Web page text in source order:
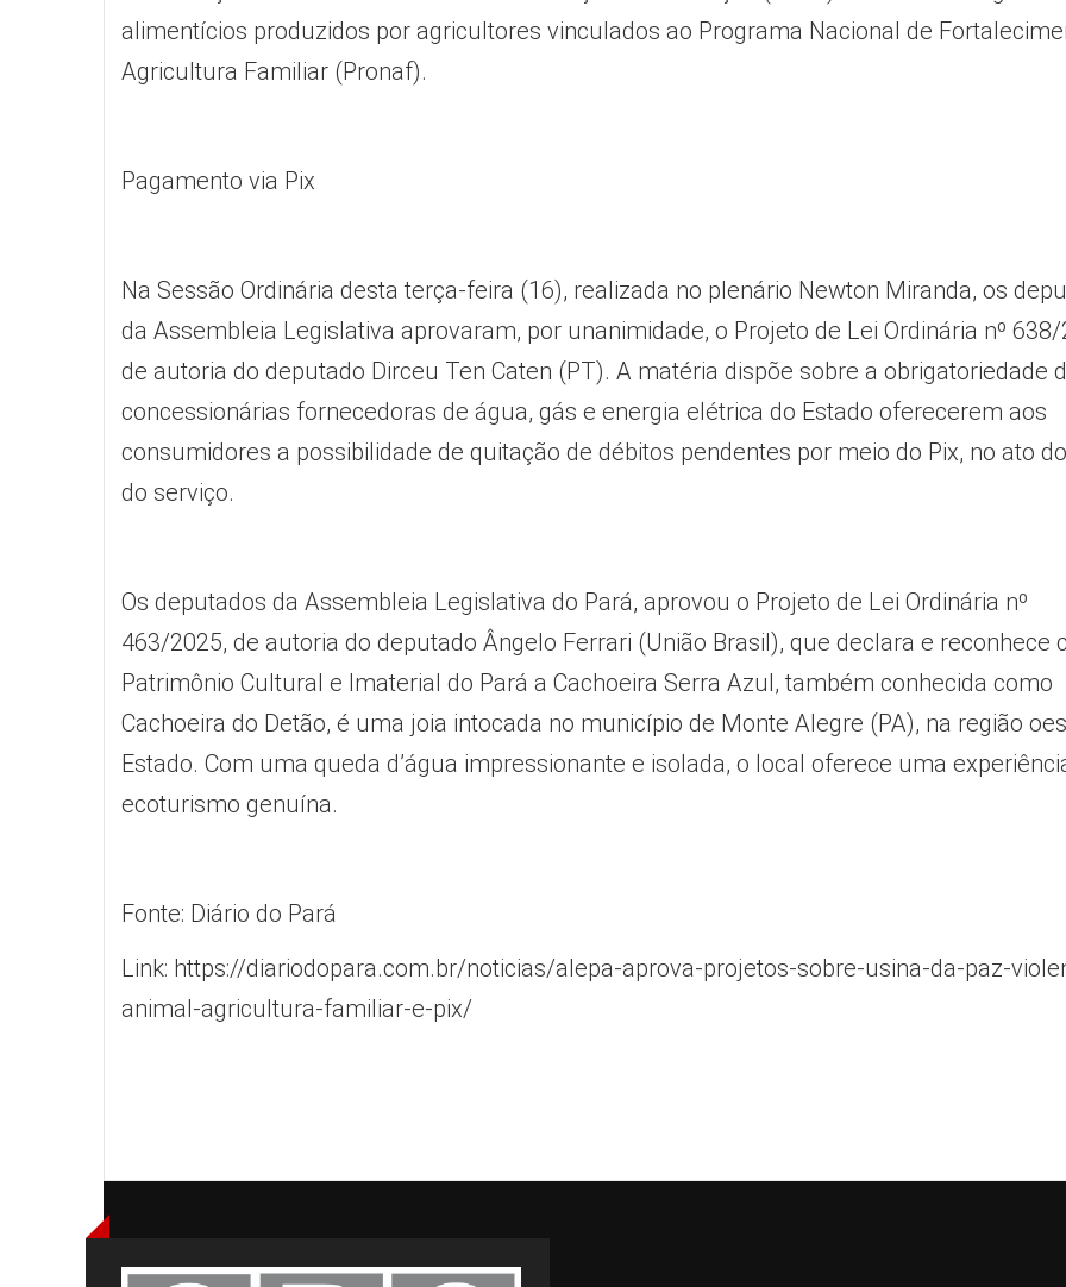
alimentícios produzidos por agricultores vinculados ao Programa Nacional de
Agricultura Familiar (Pronaf).
Pagamento via Pix
Na Sessão Ordinária desta terça-feira (16), realizada no plenário Newton Miranda, os
da Assembleia Legislativa aprovaram, por unanimidade, o Projeto de Lei Ordinária nº 638/
de autoria do deputado Dirceu Ten Caten (PT). A matéria dispõe sobre a obrigatoriedade
concessionárias fornecedoras de água, gás e energia elétrica do Estado oferecerem aos
consumidores a possibilidade de quitação de débitos pendentes por meio do Pix, no ato
do serviço.
Os deputados da Assembleia Legislativa do Pará, aprovou o Projeto de Lei Ordinária nº
463/2025, de autoria do deputado Ângelo Ferrari (União Brasil), que declara e reconhece
Patrimônio Cultural e Imaterial do Pará a Cachoeira Serra Azul, também conhecida como
Cachoeira do Detão, é uma joia intocada no município de Monte Alegre (PA), na região
Estado. Com uma queda d’água impressionante e isolada, o local oferece uma
ecoturismo genuína.
Fonte: Diário do Pará
Link: https://diariodopara.com.br/noticias/alepa-aprova-projetos-sobre-usina-da-paz-
animal-agricultura-familiar-e-pix/